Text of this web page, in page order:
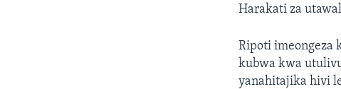
Harakati za
Ripoti imeongeza
kubwa kwa
yanahitajika hivi